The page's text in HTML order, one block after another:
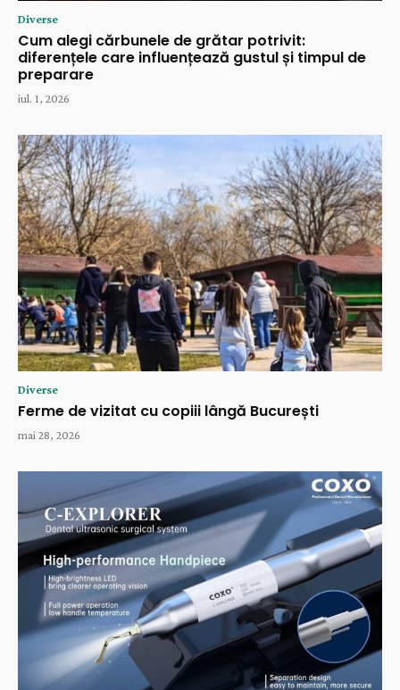
Diverse
Cum alegi cărbunele de grătar potrivit:
diferențele care influențează gustul și timpul de
preparare
iul. 1, 2026
Diverse
Ferme de vizitat cu copiii lângă București
mai 28, 2026